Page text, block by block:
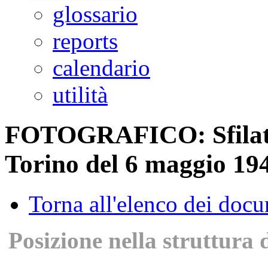
glossario
reports
calendario
utilità
FOTOGRAFICO:
Torino del 6 maggio
Torna all'elenco dei
Posizione nella struttura